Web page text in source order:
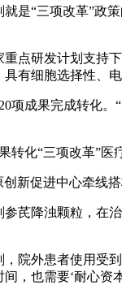
“三项改革”政策
研发计划支持下
有细胞选择性、
成果完成转化。“
化“三项改革”医
促进中心牵线搭
降浊颗粒，在治
外患者使用受到
，也需要‘耐心资